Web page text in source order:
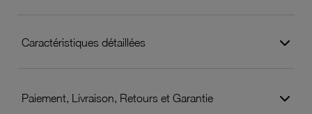
Caractéristiques détaillées
Paiement, Livraison, Retours et Garantie